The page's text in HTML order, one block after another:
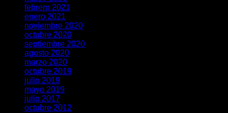
febrero 2021
enero 2021
noviembre 2020
octubre 2020
septiembre 2020
agosto 2020
marzo 2020
octubre 2019
julio 2019
mayo 2019
julio 2017
octubre 2012